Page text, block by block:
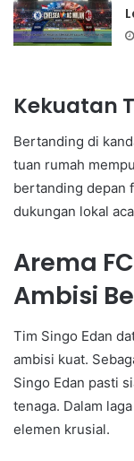
Kekuatan
Bertanding di
tuan rumah
bertanding depan
dukungan lokal
Arema
Ambisi
Tim Singo Edan
ambisi kuat.
Singo Edan pasti
tenaga. Dalam
elemen krusial.